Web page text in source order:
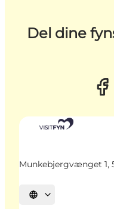
Del dine
Munkebjergvænget 1,
Vælg sprog